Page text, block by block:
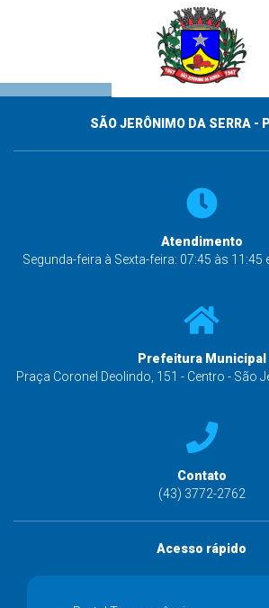
SÃO JERÔNIMO DA SERRA -
Atendimento
Segunda-feira à Sexta-feira: 07:45 às 11:45
Prefeitura Municipal
Praça Coronel Deolindo, 151 - Centro - São
Contato
(43) 3772-2762
Acesso rápido